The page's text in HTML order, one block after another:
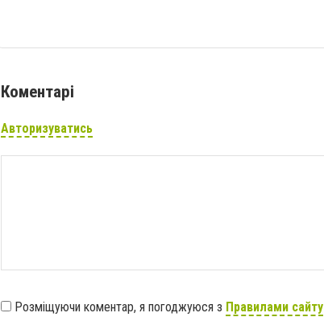
Коментарі
Авторизуватись
Розміщуючи коментар, я погоджуюся з Правилами сайту